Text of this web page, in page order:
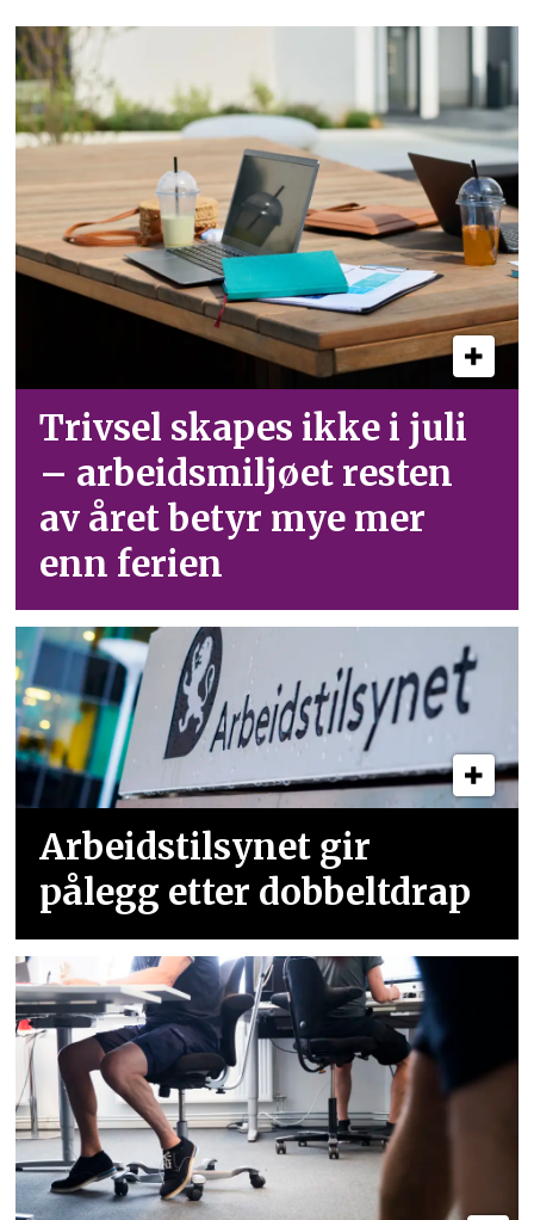
Trivsel skapes ikke i juli
– arbeid­smiljøet resten
av året betyr mye mer
enn ferien
Arbeidstilsynet gir
pålegg etter dobbeltdrap